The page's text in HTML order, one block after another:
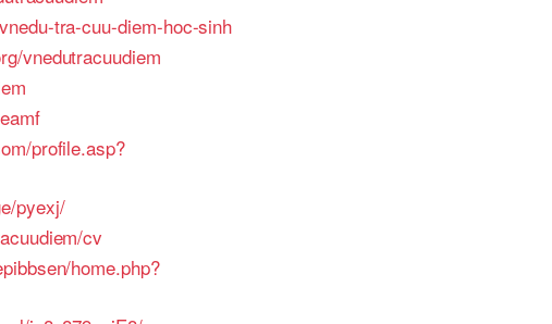
tra-cuu-diem-hoc-sinh
vnedutracuudiem
profile.asp?
pyexj/
cv
home.php?